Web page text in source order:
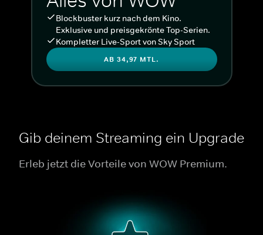
Blockbuster kurz nach dem Kino.
Exklusive und preisgekrönte Top-Serien.
Kompletter Live-Sport von Sky Sport
AB 34,97 MTL.
Gib deinem Streaming ein Upgrade
Erleb jetzt die Vorteile von WOW Premium.